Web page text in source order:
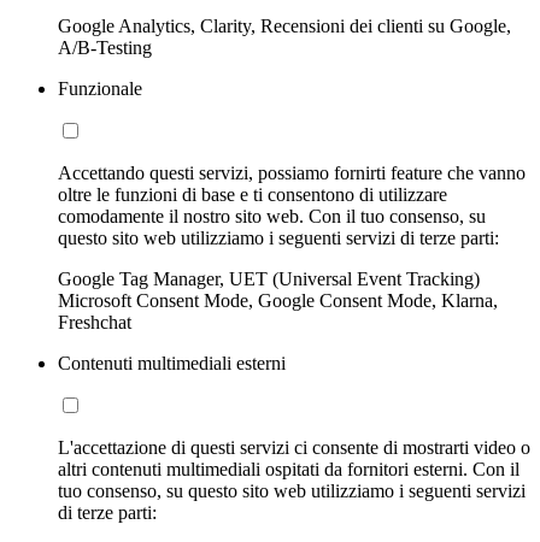
Google Analytics, Clarity, Recensioni dei clienti su Google,
A/B-Testing
Funzionale
Accettando questi servizi, possiamo fornirti feature che vanno
oltre le funzioni di base e ti consentono di utilizzare
comodamente il nostro sito web. Con il tuo consenso, su
questo sito web utilizziamo i seguenti servizi di terze parti:
Google Tag Manager, UET (Universal Event Tracking)
Microsoft Consent Mode, Google Consent Mode, Klarna,
Freshchat
Contenuti multimediali esterni
L'accettazione di questi servizi ci consente di mostrarti video o
altri contenuti multimediali ospitati da fornitori esterni. Con il
tuo consenso, su questo sito web utilizziamo i seguenti servizi
di terze parti: